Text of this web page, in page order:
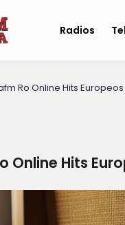
Radios
Ro Online Hits Europeos
Online Hits